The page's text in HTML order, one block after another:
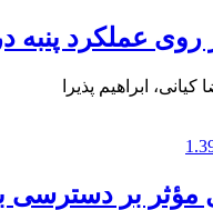
روی عملکرد پنبه
ابراهیم پذیرا
بر دسترسی